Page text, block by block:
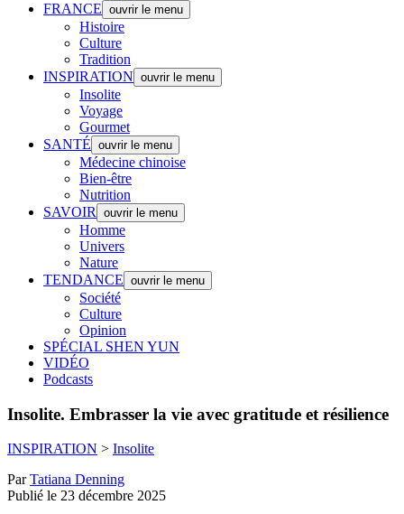
FRANCE ouvrir le menu
Histoire
Culture
Tradition
INSPIRATION ouvrir le menu
Insolite
Voyage
Gourmet
SANTÉ ouvrir le menu
Médecine chinoise
Bien-être
Nutrition
SAVOIR
ouvrir le menu
Homme
Univers
Nature
TENDANCE ouvrir le menu
Société
Culture
Opinion
SPÉCIAL SHEN YUN
VIDÉO
Podcasts
Insolite. Embrasser la vie avec gratitude et résilience
INSPIRATION > Insolite
ParTatiana Denning
Publié le 23 décembre 2025